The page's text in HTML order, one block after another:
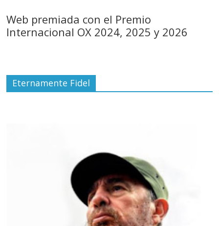
Web premiada con el Premio
Internacional OX 2024, 2025 y 2026
Eternamente Fidel